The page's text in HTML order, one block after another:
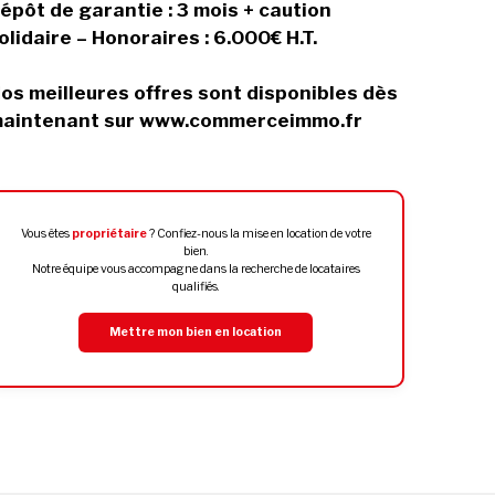
de garantie : 3 mois + caution
– Honoraires : 6.000€ H.T.
meilleures offres sont disponibles dès
sur www.commerceimmo.fr
Vous êtes propriétaire? Confiez-nous la mise en location de votre
bien.
Notre équipe vous accompagne dans la recherche de locataires
qualifiés.
Mettre mon bien en location